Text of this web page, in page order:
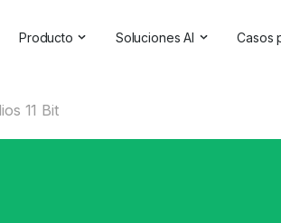
Producto
Para empresas
Soluciones AI Casos
11 Bit